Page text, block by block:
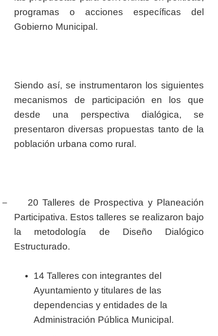
programas o acciones específicas del
Gobierno Municipal.
Siendo así, se instrumentaron los siguientes
mecanismos de participación en los que
desde una perspectiva dialógica, se
presentaron diversas propuestas tanto de la
población urbana como rural.
–
20 Talleres de Prospectiva y Planeación
Participativa. Estos talleres se realizaron bajo
la metodología de Diseño Dialógico
Estructurado.
14 Talleres con integrantes del
Ayuntamiento y titulares de las
dependencias y entidades de la
Administración Pública Municipal.